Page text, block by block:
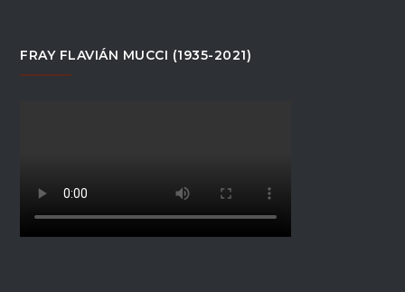
FRAY FLAVIÁN MUCCI (1935-2021)